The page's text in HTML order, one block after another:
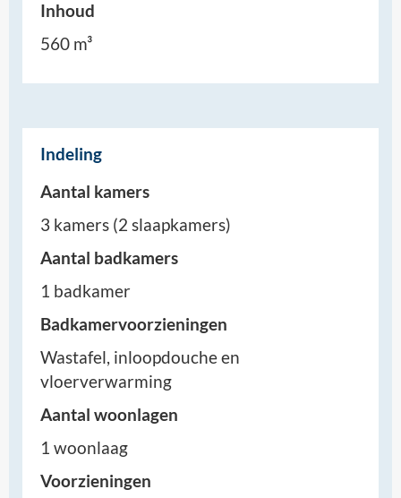
Inhoud
560 m³
Indeling
Aantal kamers
3 kamers (2 slaapkamers)
Aantal badkamers
1 badkamer
Badkamervoorzieningen
Wastafel, inloopdouche en
vloerverwarming
Aantal woonlagen
1 woonlaag
Voorzieningen